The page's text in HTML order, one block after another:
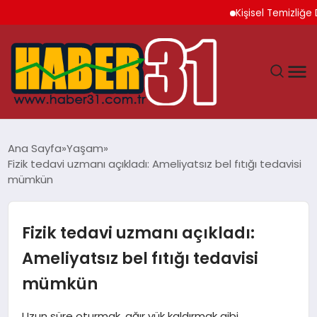
Kişisel Temizliğe
HATAY
GÜNDEM
Ana Sayfa Yaşam
Fizik tedavi uzmanı açıkladı: Ameliyatsız bel fıtığı tedavisi
mümkün
Fizik tedavi uzmanı açıkladı:
Ameliyatsız bel fıtığı tedavisi
mümkün